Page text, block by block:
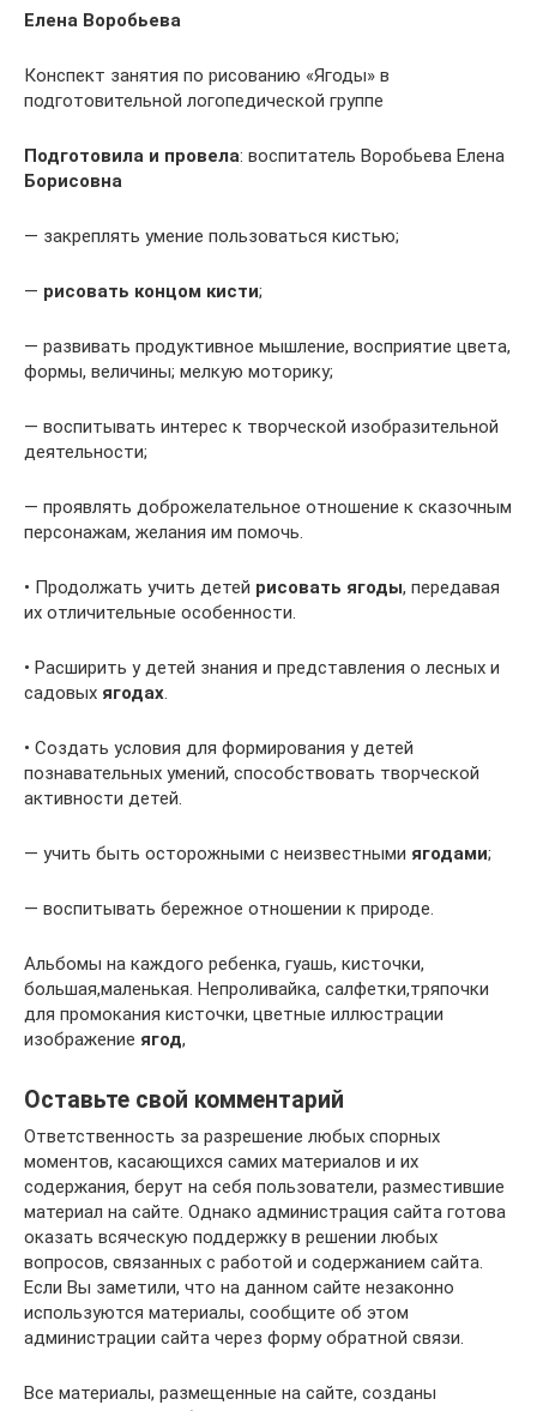
Елена Воробьева
Конспект занятия по рисованию «Ягоды» в
подготовительной логопедической группе
Подготовила и провела: воспитатель Воробьева Елена
Борисовна
— закреплять умение пользоваться кистью;
— рисовать концом кисти;
— развивать продуктивное мышление, восприятие цвета,
формы, величины; мелкую моторику;
— воспитывать интерес к творческой изобразительной
деятельности;
— проявлять доброжелательное отношение к сказочным
персонажам, желания им помочь.
• Продолжать учить детей рисовать ягоды, передавая
их отличительные особенности.
• Расширить у детей знания и представления о лесных и
садовых ягодах.
• Создать условия для формирования у детей
познавательных умений, способствовать творческой
активности детей.
— учить быть осторожными с неизвестными ягодами;
— воспитывать бережное отношении к природе.
Альбомы на каждого ребенка, гуашь, кисточки,
большая,маленькая. Непроливайка, салфетки,тряпочки
для промокания кисточки, цветные иллюстрации
изображение ягод,
Оставьте свой комментарий
Ответственность за разрешение любых спорных
моментов, касающихся самих материалов и их
содержания, берут на себя пользователи, разместившие
материал на сайте. Однако администрация сайта готова
оказать всяческую поддержку в решении любых
вопросов, связанных с работой и содержанием сайта.
Если Вы заметили, что на данном сайте незаконно
используются материалы, сообщите об этом
администрации сайта через форму обратной связи.
Все материалы, размещенные на сайте, созданы